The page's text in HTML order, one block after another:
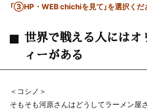
「③HP・WEB chichiを見て」を選択くだ
世界で戦える人にはオ
ィーがある
＜コシノ＞
そもそも河原さんはどうしてラーメン屋